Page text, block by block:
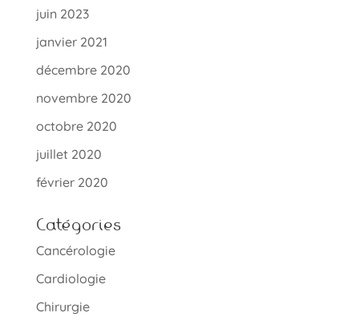
juin 2023
janvier 2021
décembre 2020
novembre 2020
octobre 2020
juillet 2020
février 2020
Catégories
Cancérologie
Cardiologie
Chirurgie